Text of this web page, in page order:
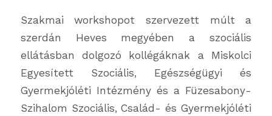
Szakmai workshopot szervezett múlt a
szerdán Heves megyében a szociális
ellátásban dolgozó kollégáknak a Miskolci
Egyesített Szociális, Egészségügyi és
Gyermekjóléti Intézmény és a Füzesabony-
Szihalom Szociális, Család- és Gyermekjóléti